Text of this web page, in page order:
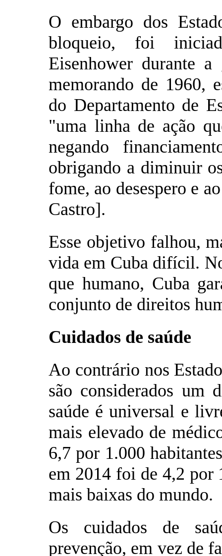
O embargo dos
bloqueio, foi
Eisenhower durante
memorando de 1960,
do Departamento de
"uma linha de ação
negando
obrigando a diminuir
fome, ao desespero e
Castro].
Esse objetivo falhou,
vida em Cuba difícil.
que humano, Cuba
conjunto de direitos
Cuidados de saúde
Ao contrário nos
são considerados um
saúde é universal e
mais elevado de
6,7 por 1.000
em 2014 foi de 4,2 por
mais baixas do mundo.
Os cuidados de
prevenção, em vez de